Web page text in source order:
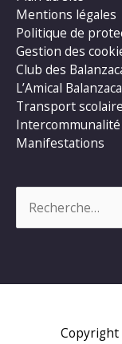
Mentions légales
Politique de
Gestion des
Club des
L’Amical
Transport scolaire
Intercommunalité
Manifestations